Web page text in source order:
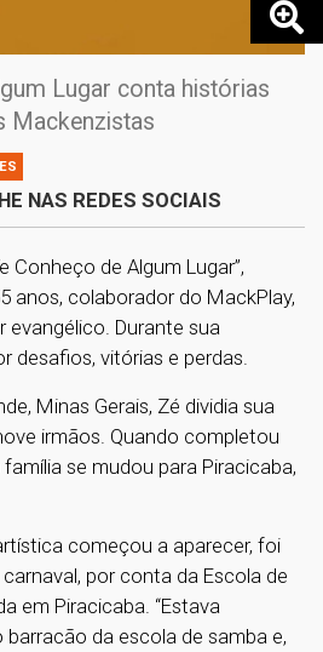
Lugar conta histórias
Mackenzistas
NAS REDES SOCIAIS
Conheço de Algum Lugar”,
anos, colaborador do MackPlay,
Durante sua
desafios, vitórias e perdas.
Minas Gerais, Zé dividia sua
irmãos. Quando completou
se mudou para Piracicaba,
começou a aparecer, foi
por conta da Escola de
em Piracicaba. “Estava
da escola de samba e,